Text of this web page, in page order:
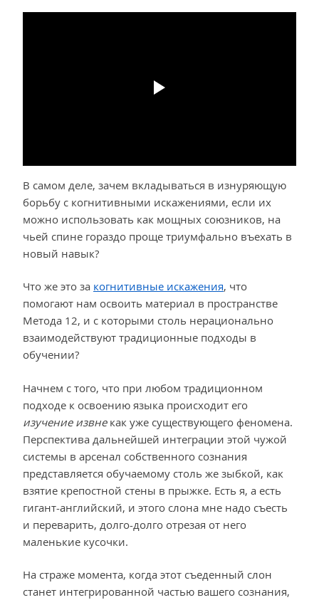
В самом деле, зачем вкладываться в изнуряющую
борьбу с когнитивными искажениями, если их
можно использовать как мощных союзников, на
чьей спине гораздо проще триумфально въехать в
новый навык?
Что же это за когнитивные искажения, что
помогают нам освоить материал в пространстве
Метода 12, и с которыми столь нерационально
взаимодействуют традиционные подходы в
обучении?
Начнем с того, что при любом традиционном
подходе к освоению языка происходит его
изучение извнекак уже существующего феномена.
Перспектива дальнейшей интеграции этой чужой
системы в арсенал собственного сознания
представляется обучаемому столь же зыбкой, как
взятие крепостной стены в прыжке. Есть я, а есть
гигант-английский, и этого слона мне надо съесть
и переварить, долго-долго отрезая от него
маленькие кусочки.
На страже момента, когда этот съеденный слон
станет интегрированной частью вашего сознания,